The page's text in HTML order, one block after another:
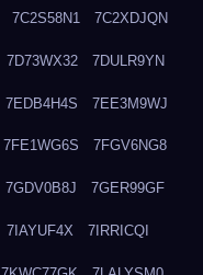
7C2S58N1 7C2XDJQN
7D73WX32 7DULR9YN
7EDB4H4S 7EE3M9WJ
7FE1WG6S 7FGV6NG8
7GDV0B8J 7GER99GF
7IAYUF4X 7IRRICQI